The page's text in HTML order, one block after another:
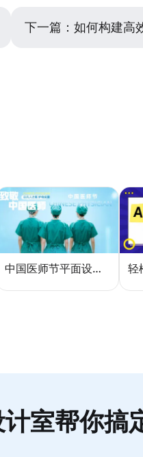
下一篇： 如何构建高效的男装
中国医师节平面设计：一张海报如何讲好白衣故事
室帮你搞